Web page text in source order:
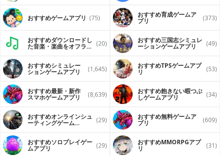
Features:
Calendar:
• Be unique & personalize your Calendar with your own
background image
• List, Day, Week & Month View for greater flexibility on
the style you like
• Set alerts so you don’t forget an appointment again
• Set repeating events so you can easily create multiple
events without any extra typing
• Add Notes to your Calendar so you can be better
prepared for you appointments
• Use Apple, Google, Yahoo Calendars and have them
sync to these accounts so your always connected
• Handwrite your calendar event for quicker entry
• You can listen to your events with text to voice so you
can be hands-free
• Share your events with your co-workers, colleagues,
family members or friends
おすすめゲームアプリ (75) おすすめ育成ゲームア
プリ (373)
おすすめダウンロードし
た音楽・楽曲をオフライ (20) おすすめ三国志シミュレ
ーションゲームアプリ (49)
おすすめシミュレー
ションゲームアプリ (1,645) おすすめTPSゲームアプ
リ (53)
おすすめ最新・新作
スマホゲームアプリ (8,639) おすすめ飽きない暇つぶ
しゲームアプリ (34)
おすすめオンラインシュ
ーティングゲーム (29) おすすめ無料ゲームア
プリ (609)
おすすめソロプレイゲー
ムアプリ (29) おすすめ MMORPGアプ
リ (31)